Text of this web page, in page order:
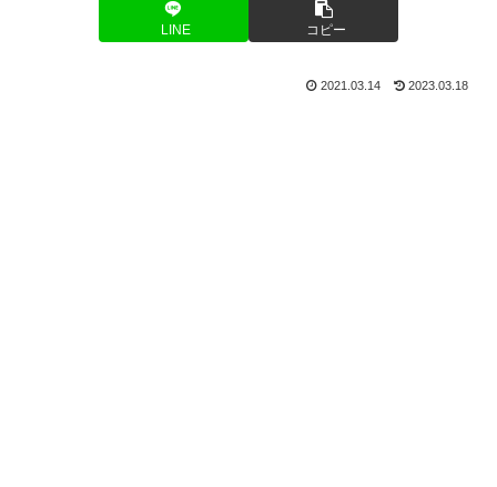
LINE コピー
2021.03.14 2023.03.18